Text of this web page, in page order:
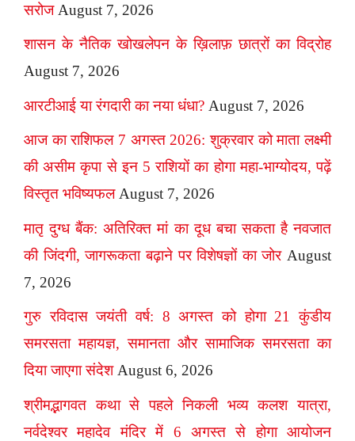
सरोज August 7, 2026
शासन के नैतिक खोखलेपन के ख़िलाफ़ छात्रों का विद्रोह
August 7, 2026
आरटीआई या रंगदारी का नया धंधा? August 7, 2026
आज का राशिफल 7 अगस्त 2026: शुक्रवार को माता लक्ष्मी
की असीम कृपा से इन 5 राशियों का होगा महा-भाग्योदय, पढ़ें
विस्तृत भविष्यफल August 7, 2026
मातृ दुग्ध बैंक: अतिरिक्त मां का दूध बचा सकता है नवजात
की जिंदगी, जागरूकता बढ़ाने पर विशेषज्ञों का जोर August
7, 2026
गुरु रविदास जयंती वर्ष: 8 अगस्त को होगा 21 कुंडीय
समरसता महायज्ञ, समानता और सामाजिक समरसता का
दिया जाएगा संदेश August 6, 2026
श्रीमद्भागवत कथा से पहले निकली भव्य कलश यात्रा,
नर्वदेश्वर महादेव मंदिर में 6 अगस्त से होगा आयोजन